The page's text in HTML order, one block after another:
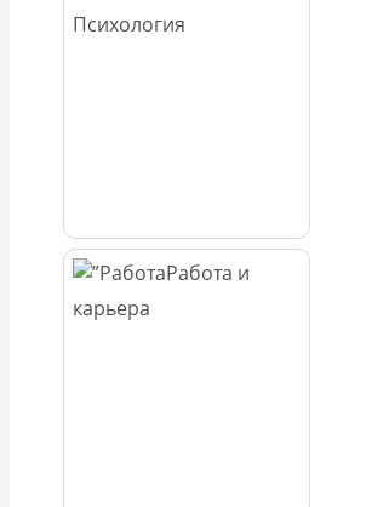
Психология
Работа и
карьера